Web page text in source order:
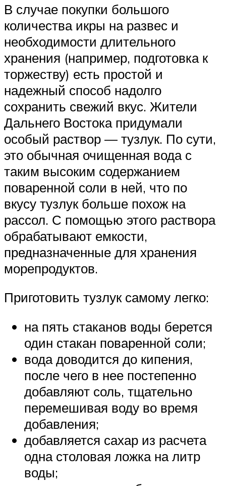
В случае покупки большого
количества икры на развес и
необходимости длительного
хранения (например, подготовка к
торжеству) есть простой и
надежный способ надолго
сохранить свежий вкус. Жители
Дальнего Востока придумали
особый раствор — тузлук. По сути,
это обычная очищенная вода с
таким высоким содержанием
поваренной соли в ней, что по
вкусу тузлук больше похож на
рассол. С помощью этого раствора
обрабатывают емкости,
предназначенные для хранения
морепродуктов.
Приготовить тузлук самому легко:
на пять стаканов воды берется
один стакан поваренной соли;
вода доводится до кипения,
после чего в нее постепенно
добавляют соль, тщательно
перемешивая воду во время
добавления;
добавляется сахар из расчета
одна столовая ложка на литр
воды;